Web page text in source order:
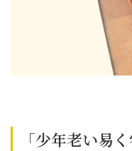
「少年老い易